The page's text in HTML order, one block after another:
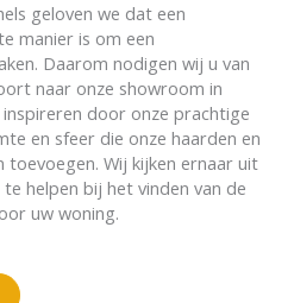
geloven we dat een
manier is om een
Daarom nodigen wij u van
naar onze showroom in
door onze prachtige
en sfeer die onze haarden en
toevoegen. Wij kijken ernaar uit
helpen bij het vinden van de
uw woning.